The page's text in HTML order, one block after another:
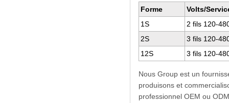
Forme
Volts/
1S
2 fils 120-
2S
3 fils 120-
12S
3 fils 120-
Nous Group est un
produisons et
professionnel OEM ou